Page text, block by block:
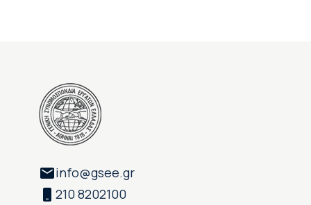
info@gsee.gr
210 8202100